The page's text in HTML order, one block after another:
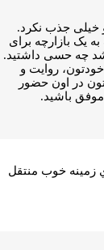
جذب نکرد.
یک بازارچه برای
چه حسی داشتید.
روایت و
در اون حضور
باشید.
زمينه خوب منتقل